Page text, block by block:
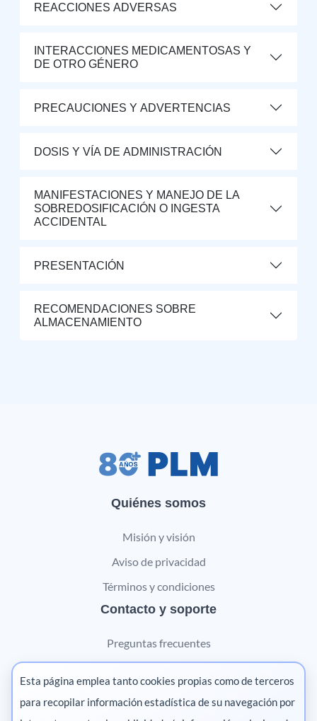
REACCIONES ADVERSAS
INTERACCIONES MEDICAMENTOSAS Y
DE OTRO GÉNERO
PRECAUCIONES Y ADVERTENCIAS
DOSIS Y VÍA DE ADMINISTRACIÓN
MANIFESTACIONES Y MANEJO DE LA
SOBREDOSIFICACIÓN O INGESTA
ACCIDENTAL
PRESENTACIÓN
RECOMENDACIONES SOBRE
ALMACENAMIENTO
Quiénes somos
Misión y visión
Aviso de privacidad
Términos y condiciones
Contacto y soporte
Preguntas frecuentes
Contáctanos
Marketing digital
Esta página emplea tanto cookies propias como de terceros
para recopilar información estadística de su navegación por